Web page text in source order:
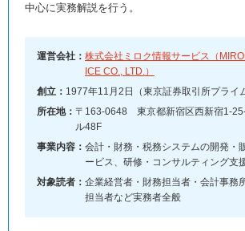
中心に実務解説を行う。
運営会社： 株式会社ミロク情報サービス（
ICE CO., LTD.）
創立： 1977年11月2日（東京証券取引所プライ
所在地： 〒163-0648 東京都新宿区西新宿1-
ル48F
事業内容： 会計・財務・税務システムの開発・
ービス、研修・コンサルティング支
対象読者： 企業経営者・財務担当者・会計事務
担当者など実務者全般